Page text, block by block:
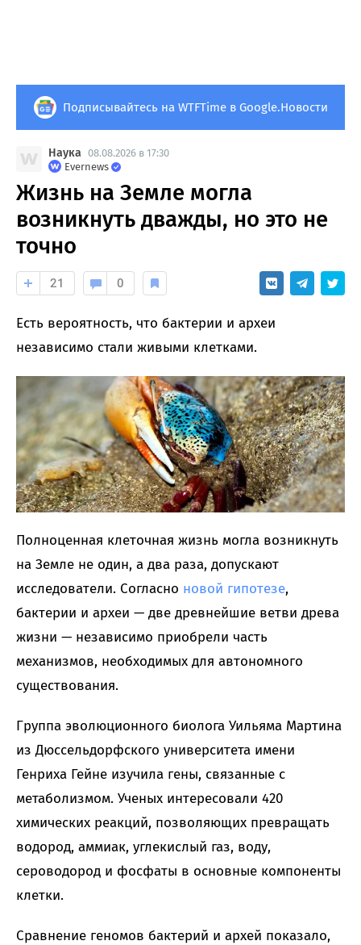
Подписывайтесь на WTFTime в Google.Новости
Наука 08.08.2026 в 17:30
Evernews
Жизнь на Земле могла
возникнуть дважды, но это не
точно
21 0
Есть вероятность, что бактерии и археи
независимо стали живыми клетками.
Полноценная клеточная жизнь могла возникнуть
на Земле не один, а два раза, допускают
исследователи. Согласно новой гипотезе,
бактерии и археи — две древнейшие ветви древа
жизни — независимо приобрели часть
механизмов, необходимых для автономного
существования.
Группа эволюционного биолога Уильяма Мартина
из Дюссельдорфского университета имени
Генриха Гейне изучила гены, связанные с
метаболизмом. Ученых интересовали 420
химических реакций, позволяющих превращать
водород, аммиак, углекислый газ, воду,
сероводород и фосфаты в основные компоненты
клетки.
Сравнение геномов бактерий и архей показало,